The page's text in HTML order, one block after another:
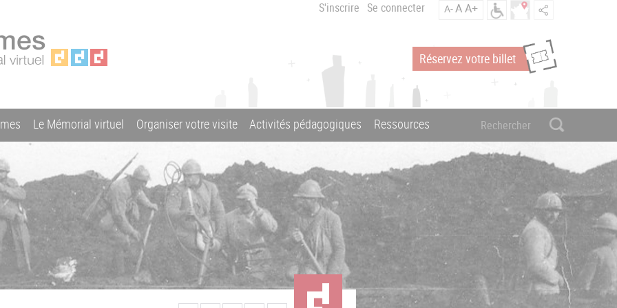
S'inscrire Se connecter A-AA+
Réservez votre billet
Le Mémorial virtuel Organiser votre visite Activités pédagogiques Ressources